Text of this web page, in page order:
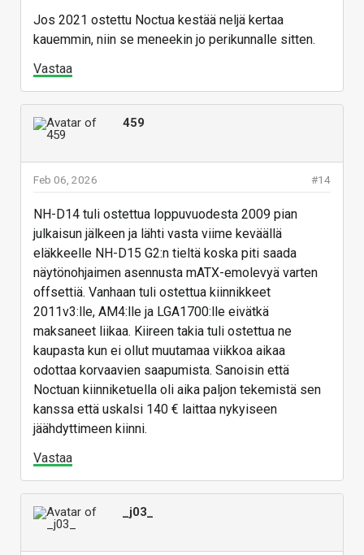
Jos 2021 ostettu Noctua kestää neljä kertaa
kauemmin, niin se meneekin jo perikunnalle sitten.
Vastaa
459
#14
Feb 06, 2026
NH-D14 tuli ostettua loppuvuodesta 2009 pian
julkaisun jälkeen ja lähti vasta viime keväällä
eläkkeelle NH-D15 G2:n tieltä koska piti saada
näytönohjaimen asennusta mATX-emolevyä varten
offsettiä. Vanhaan tuli ostettua kiinnikkeet
2011v3:lle, AM4:lle ja LGA1700:lle eivätkä
maksaneet liikaa. Kiireen takia tuli ostettua ne
kaupasta kun ei ollut muutamaa viikkoa aikaa
odottaa korvaavien saapumista. Sanoisin että
Noctuan kiinniketuella oli aika paljon tekemistä sen
kanssa että uskalsi 140 € laittaa nykyiseen
jäähdyttimeen kiinni.
Vastaa
_j03_